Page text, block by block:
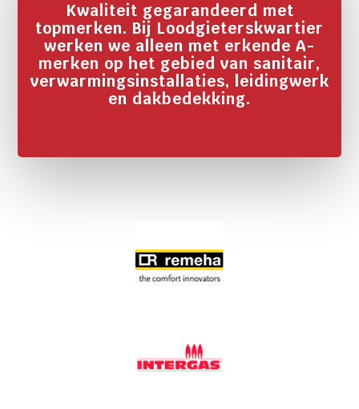
Kwaliteit gegarandeerd met
topmerken. Bij Loodgieterskwartier
werken we alleen met erkende A-
merken op het gebied van sanitair,
verwarmingsinstallaties, leidingwerk
en dakbedekking.